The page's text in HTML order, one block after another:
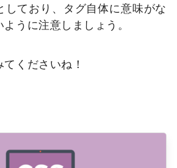
しており、タグ自体に意味がな
うに注意しましょう。
くださいね！